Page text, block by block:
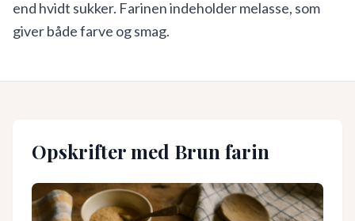
end hvidt sukker. Farinen indeholder melasse, som
giver både farve og smag.
Opskrifter med Brun farin